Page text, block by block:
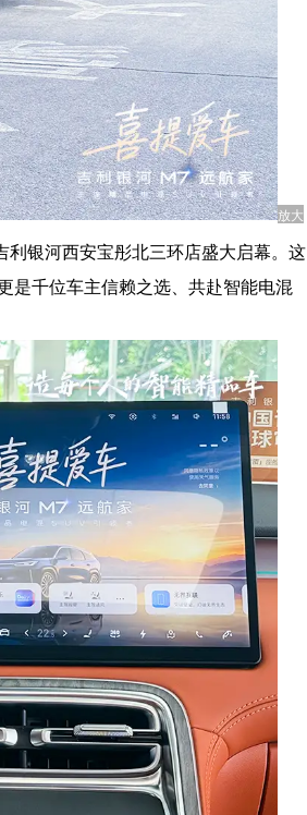
放大
利银河西安宝彤北三环店盛大启幕。这
是千位车主信赖之选、共赴智能电混